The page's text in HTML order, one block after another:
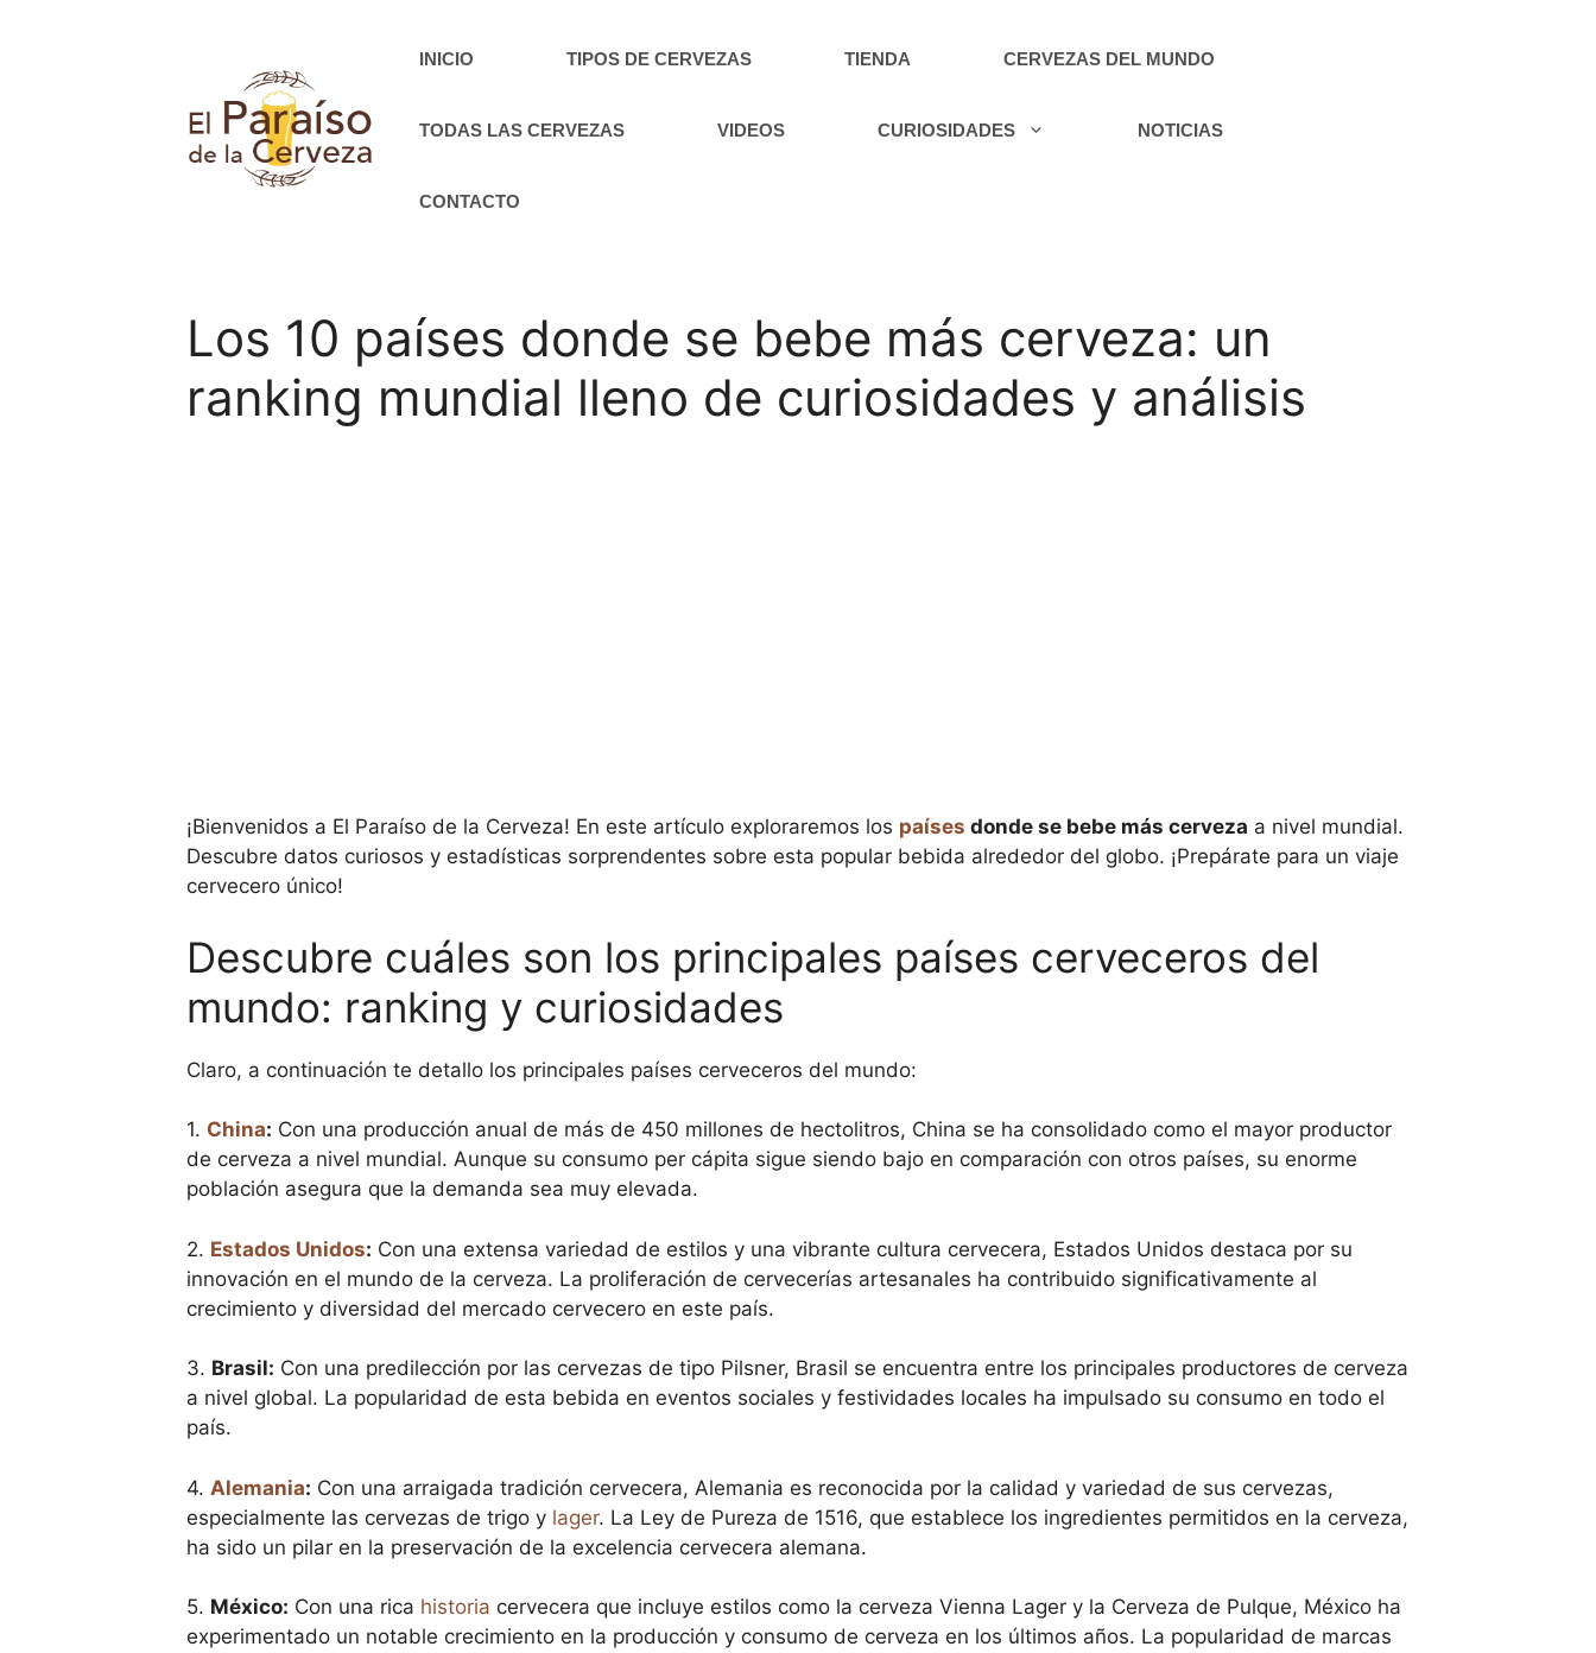
INICIO TIPOS DE CERVEZAS TIENDA CERVEZAS DEL MUNDO
TODAS LAS CERVEZAS VIDEOS CURIOSIDADES NOTICIAS
CONTACTO
Los 10 países donde se bebe más cerveza: un
ranking mundial lleno de curiosidades y análisis
¡Bienvenidos a El Paraíso de la Cerveza! En este artículo exploraremos los países donde se bebe más cerveza a nivel mundial.
Descubre datos curiosos y estadísticas sorprendentes sobre esta popular bebida alrededor del globo. ¡Prepárate para un viaje
cervecero único!
Descubre cuáles son los principales países cerveceros del
mundo: ranking y curiosidades
Claro, a continuación te detallo los principales países cerveceros del mundo:
1. China: Con una producción anual de más de 450 millones de hectolitros, China se ha consolidado como el mayor productor
de cerveza a nivel mundial. Aunque su consumo per cápita sigue siendo bajo en comparación con otros países, su enorme
población asegura que la demanda sea muy elevada.
2. Estados Unidos: Con una extensa variedad de estilos y una vibrante cultura cervecera, Estados Unidos destaca por su
innovación en el mundo de la cerveza. La proliferación de cervecerías artesanales ha contribuido significativamente al
crecimiento y diversidad del mercado cervecero en este país.
3. Brasil: Con una predilección por las cervezas de tipo Pilsner, Brasil se encuentra entre los principales productores de cerveza
a nivel global. La popularidad de esta bebida en eventos sociales y festividades locales ha impulsado su consumo en todo el
país.
4. Alemania: Con una arraigada tradición cervecera, Alemania es reconocida por la calidad y variedad de sus cervezas,
especialmente las cervezas de trigo y lager. La Ley de Pureza de 1516, que establece los ingredientes permitidos en la cerveza,
ha sido un pilar en la preservación de la excelencia cervecera alemana.
5. México: Con una rica historia cervecera que incluye estilos como la cerveza Vienna Lager y la Cerveza de Pulque, México ha
experimentado un notable crecimiento en la producción y consumo de cerveza en los últimos años. La popularidad de marcas